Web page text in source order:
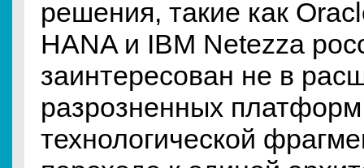
решения, такие как
HANA и IBM Netezza
заинтересован не в
разрозненных
технологической